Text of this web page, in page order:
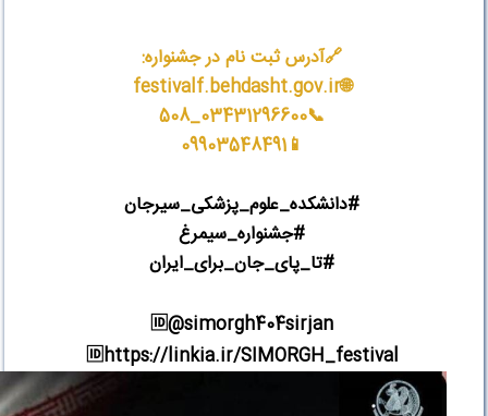
🔗آدرس ثبت نام در جشنواره:
🌐festivalf.behdasht.gov.ir
📞03431296600_508
📱09903548491
#دانشکده_علوم_پزشکی_سیرجان
#جشنواره_سیمرغ
#تا_پای_جان_برای_ایران
🆔️@simorgh404sirjan
🆔️https://linkia.ir/SIMORGH_festival